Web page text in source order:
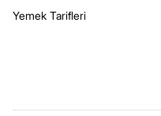
Yemek Tarifleri